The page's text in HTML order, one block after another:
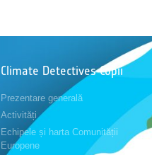
Climate Detectives Copii
Prezentare generală
Activități
Echipele și harta Comunității
Europene